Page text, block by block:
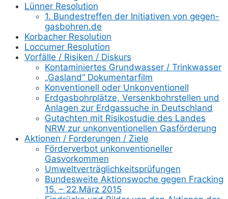
Lünner Resolution
1. Bundestreffen der Initiativen von gegen-
gasbohren.de
Korbacher Resolution
Loccumer Resolution
Vorfälle / Risiken / Diskurs
Kontaminiertes Grundwasser / Trinkwasser
„Gasland“ Dokumentarfilm
Konventionell oder Unkonventionell
Erdgasbohrplätze, Versenkbohrstellen und
Anlagen zur Erdgassuche in Deutschland
Gutachten mit Risikostudie des Landes
NRW zur unkonventionellen Gasförderung
Aktionen / Forderungen / Ziele
Förderverbot unkonventioneller
Gasvorkommen
Umweltverträglichkeitsprüfungen
Bundesweite Aktionswoche gegen Fracking
15. – 22.März 2015